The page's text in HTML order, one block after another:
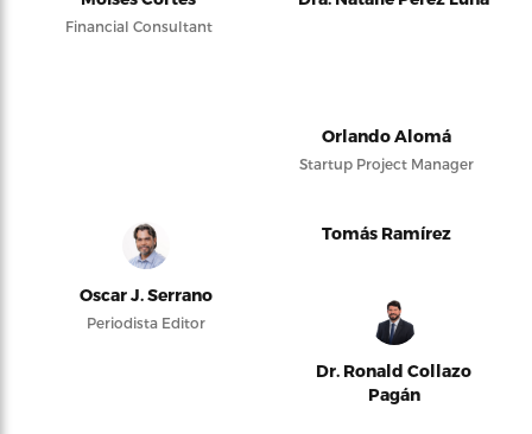
Financial Consultant
Orlando Alomá
Startup Project Manager
Oscar J. Serrano
Periodista Editor
Tomás Ramírez
Dr. Ronald Collazo
Pagán